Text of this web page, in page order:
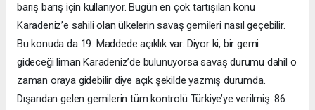
barış barış için kullanıyor. Bugün en çok tartışılan konu
Karadeniz’e sahili olan ülkelerin savaş gemileri nasıl geçebilir.
Bu konuda da 19. Maddede açıklık var. Diyor ki, bir gemi
gideceği liman Karadeniz’de bulunuyorsa savaş durumu dahil o
zaman oraya gidebilir diye açık şekilde yazmış durumda.
Dışarıdan gelen gemilerin tüm kontrolü Türkiye’ye verilmiş. 86